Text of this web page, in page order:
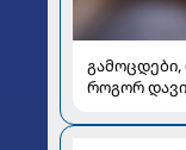
გამოცდები,
როგორ